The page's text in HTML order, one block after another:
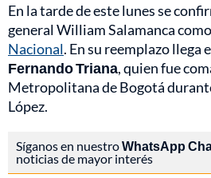
En la tarde de este lunes se
general William Salamanca
Nacional. En su reemplazo llega
Fernando Triana, quien fue
Metropolitana de Bogotá
López.
Síganos en nuestroWhatsApp
noticias de mayor interés